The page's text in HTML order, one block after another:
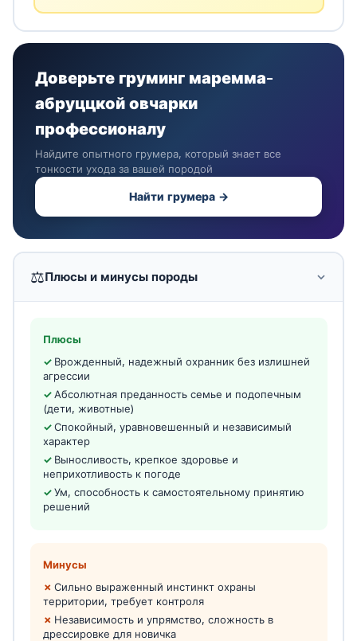
Доверьте груминг маремма-
абруццкой овчарки
профессионалу
Найдите опытного грумера, который знает все
тонкости ухода за вашей породой
Найти грумера →
⚖️Плюсы и минусы породы
Плюсы
Врожденный, надежный охранник без излишней
агрессии
Абсолютная преданность семье и подопечным
(дети, животные)
Спокойный, уравновешенный и независимый
характер
Выносливость, крепкое здоровье и
неприхотливость к погоде
Ум, способность к самостоятельному принятию
решений
Минусы
Сильно выраженный инстинкт охраны
территории, требует контроля
Независимость и упрямство, сложность в
дрессировке для новичка